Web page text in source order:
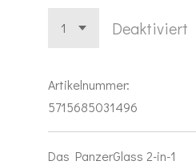
Deaktiviert
Artikelnummer:
5715685031496
Das PanzerGlass 2-in-1